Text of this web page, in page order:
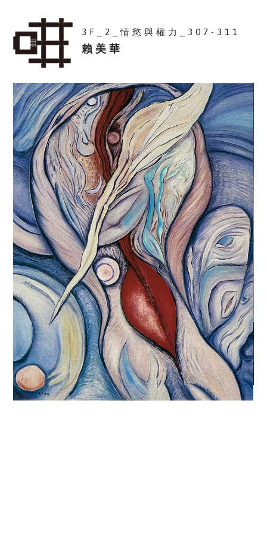
3F_2_情慾與權力_307-311
賴美華